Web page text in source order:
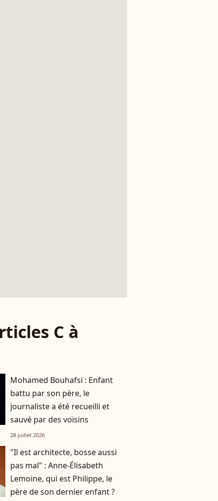
C à
Mohamed Bouhafsi : Enfant
battu par son père, le
journaliste a été recueilli et
sauvé par des voisins
28 juillet 2026
"Il est architecte, bosse aussi
pas mal" : Anne-Élisabeth
Lemoine, qui est Philippe, le
père de son dernier enfant ?